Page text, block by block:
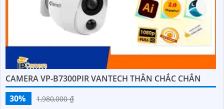
CAMERA VP-B7300PIR VANTECH THÂN CHẮC CHẮN
30%
1,980,000 ₫